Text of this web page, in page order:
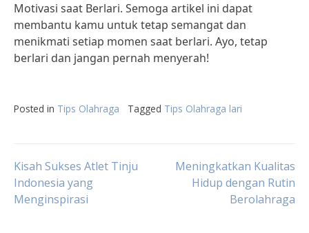
Motivasi saat Berlari. Semoga artikel ini dapat
membantu kamu untuk tetap semangat dan
menikmati setiap momen saat berlari. Ayo, tetap
berlari dan jangan pernah menyerah!
Posted in Tips Olahraga Tagged Tips Olahraga lari
Post
navigation
Kisah Sukses Atlet Tinju
Indonesia yang
Menginspirasi
Meningkatkan Kualitas
Hidup dengan Rutin
Berolahraga